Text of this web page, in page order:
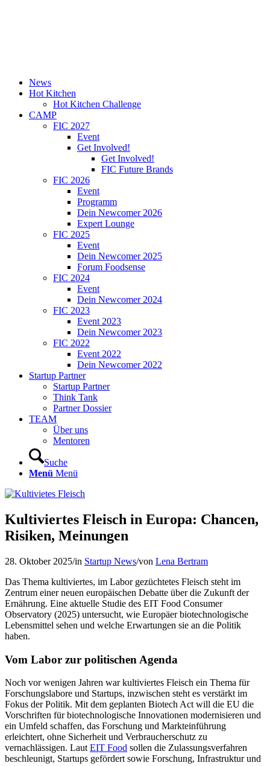
News
Hot Kitchen
Hot Kitchen Challenge
CAMP
FIC 2027
Event
Get Involved!
Get Involved!
FIC Future Brands
FIC 2026
Event
Programm
Dein Newcomer 2026
Expert Lounge
FIC 2025
Event
Dein Newcomer 2025
Forum Foodsense
FIC 2024
Event
Dein Newcomer 2024
FIC 2023
Event 2023
Dein Newcomer 2023
FIC 2022
Event 2022
Dein Newcomer 2022
Startup Partner
Startup Partner
Think Tank
Partner Dossier
TEAM
Über uns
Mentoren
Suche
Menü Menü
Kultiviertes Fleisch in Europa: Chancen,
Risiken, Meinungen
28. Oktober 2025/in Startup News/von Lena Bertram
Das Thema kultiviertes, im Labor gezüchtetes Fleisch steht im
Zentrum einer neuen europäischen Debatte über die Zukunft der
Ernährung. Eine aktuelle Studie des EIT Food Consumer
Observatory (2025) untersucht, wie Europäer biotechnologische
Lebensmittel sehen und welche Erwartungen sie an die Politik
haben.
Vom Labor zur politischen Agenda
Noch vor wenigen Jahren war kultiviertes Fleisch ein Thema für
Forschungslabore und Startups, inzwischen steht es verstärkt im
Fokus der Politik. Mit dem geplanten Biotech Act will die EU die
Vorschriften für biotechnologische Innovationen modernisieren und
ein Umfeld schaffen, das Forschung und Markteinführung
erleichtert, ohne Sicherheit und Verbraucherschutz zu
vernachlässigen. Laut EIT Food sollen die Zulassungsverfahren
beschleunigt, Startups gefördert sowie Forschung, Infrastruktur und